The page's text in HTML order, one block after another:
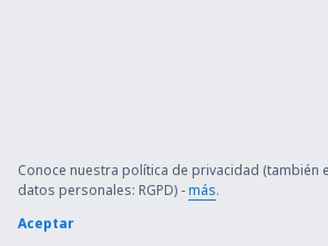
Conoce nuestra política de privacidad (también
datos personales: RGPD) -más.
Aceptar